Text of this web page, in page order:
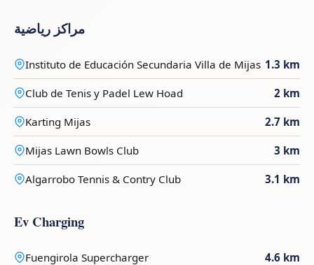
مراكز رياضية
Instituto de Educación Secundaria Villa de Mijas 1.3 km
Club de Tenis y Padel Lew Hoad 2 km
Karting Mijas 2.7 km
Mijas Lawn Bowls Club 3 km
Algarrobo Tennis & Contry Club 3.1 km
Ev Charging
Fuengirola Supercharger 4.6 km